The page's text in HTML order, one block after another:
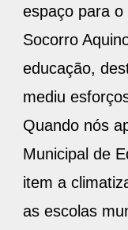
espaço para o
Socorro
educação,
mediu
Quando nós
Municipal de
item a
as escolas